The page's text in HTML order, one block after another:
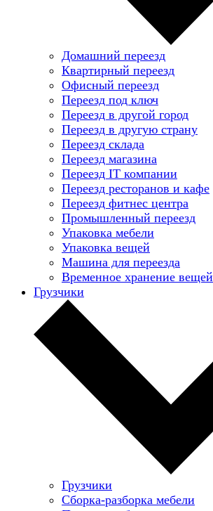
Домашний переезд
Квартирный переезд
Офисный переезд
Переезд под ключ
Переезд в другой город
Переезд в другую страну
Переезд склада
Переезд магазина
Переезд IT компании
Переезд ресторанов и кафе
Переезд фитнес центра
Промышленный переезд
Упаковка мебели
Упаковка вещей
Машина для переезда
Временное хранение вещей
Грузчики
Грузчики
Сборка-разборка мебели